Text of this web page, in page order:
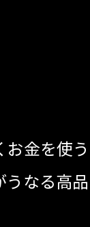
金を使う
なる高品